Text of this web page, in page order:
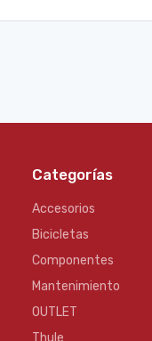
Categorías
Accesorios
Bicicletas
Componentes
Mantenimiento
OUTLET
Thule